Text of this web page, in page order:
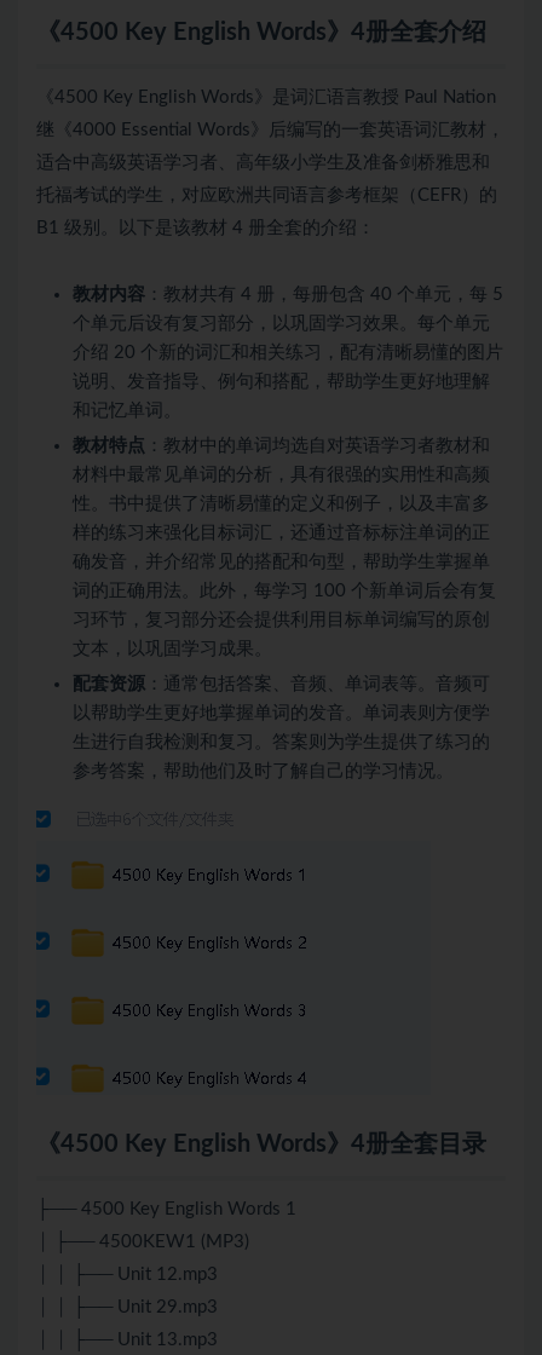
《4500 Key English Words》4册全套介绍
《4500 Key English Words》是词汇语言教授 Paul Nation
继《4000 Essential Words》后编写的一套英语词汇教材，
适合中高级英语学习者、高年级小学生及准备剑桥雅思和
托福考试的学生，对应欧洲共同语言参考框架（CEFR）的
B1 级别。以下是该教材 4 册全套的介绍：
教材内容 ：教材共有 4 册，每册包含 40 个单元，每 5
个单元后设有复习部分，以巩固学习效果。每个单元
介绍 20 个新的词汇和相关练习，配有清晰易懂的图片
说明、发音指导、例句和搭配，帮助学生更好地理解
和记忆单词。
教材特点 ：教材中的单词均选自对英语学习者教材和
材料中最常见单词的分析，具有很强的实用性和高频
性。书中提供了清晰易懂的定义和例子，以及丰富多
样的练习来强化目标词汇，还通过音标标注单词的正
确发音，并介绍常见的搭配和句型，帮助学生掌握单
词的正确用法。此外，每学习 100 个新单词后会有复
习环节，复习部分还会提供利用目标单词编写的原创
文本，以巩固学习成果。
配套资源 ：通常包括答案、音频、单词表等。音频可
以帮助学生更好地掌握单词的发音。单词表则方便学
生进行自我检测和复习。答案则为学生提供了练习的
参考答案，帮助他们及时了解自己的学习情况。
《4500 Key English Words》4册全套目录
├── 4500 Key English Words 1
│ ├── 4500KEW1 (MP3)
│ │ ├── Unit 12.mp3
│ │ ├── Unit 29.mp3
│ │ ├── Unit 13.mp3